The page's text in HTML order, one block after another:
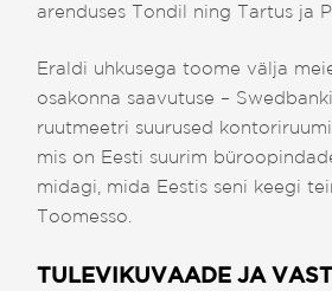
arenduses Tondil ning Tartus ja
Eraldi uhkusega toome välja
osakonna saavutuse –
ruutmeetri suurused
mis on Eesti suurim
midagi, mida Eestis seni keegi
Toomesso.
TULEVIKUVAADE JA